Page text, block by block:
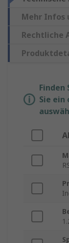
Mehr Infos
Rechtliche
Finden
Sie ein